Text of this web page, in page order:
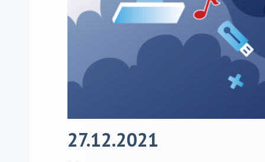
27.12.2021